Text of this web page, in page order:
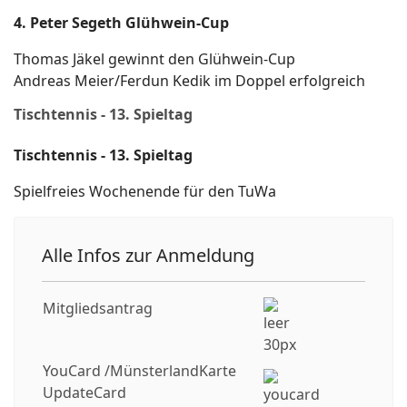
4. Peter Segeth Glühwein-Cup
Thomas Jäkel gewinnt den Glühwein-Cup
Andreas Meier/Ferdun Kedik im Doppel erfolgreich
Tischtennis - 13. Spieltag
Tischtennis - 13. Spieltag
Spielfreies Wochenende für den TuWa
Alle Infos zur Anmeldung
Mitgliedsantrag
YouCard /MünsterlandKarte
UpdateCard